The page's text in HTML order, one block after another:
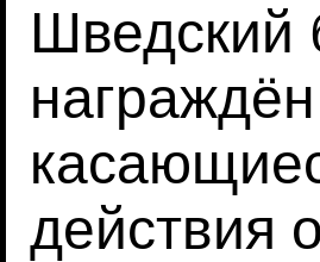
Шведский
действия